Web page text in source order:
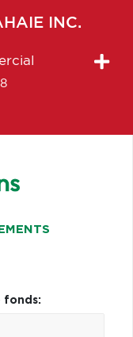
INC.
fonds: